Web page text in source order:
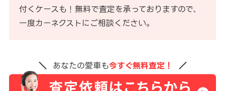
付くケースも！無料で査定を承っておりますので、
一度カーネクストにご相談ください。
あなたの愛車も今すぐ無料査定！